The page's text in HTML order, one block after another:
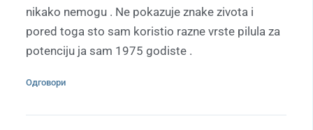
nikako nemogu . Ne pokazuje znake zivota i
pored toga sto sam koristio razne vrste pilula za
potenciju ja sam 1975 godiste .
Одговори